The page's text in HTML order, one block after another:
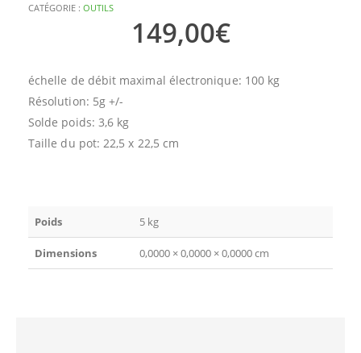
CATÉGORIE : OUTILS
149,00€
échelle de débit maximal électronique: 100 kg
Résolution: 5g +/-
Solde poids: 3,6 kg
Taille du pot: 22,5 x 22,5 cm
Poids 5 kg
Dimensions 0,0000 × 0,0000 × 0,0000 cm